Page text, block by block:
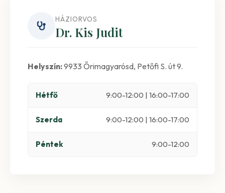
HÁZIORVOS
Dr. Kis Judit
Helyszín:9933 Őrimagyarósd, Petőfi S. út 9.
Hétfő 9:00-12:00 | 16:00-17:00
Szerda 9:00-12:00 | 16:00-17:00
Péntek 9:00-12:00